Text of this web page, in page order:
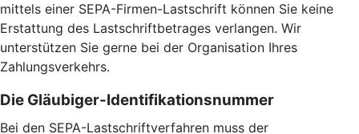
mittels einer SEPA-Firmen-Lastschrift können Sie keine
Erstattung des Lastschriftbetrages verlangen. Wir
unterstützen Sie gerne bei der Organisation Ihres
Zahlungsverkehrs.
Die Gläubiger-Identifikationsnummer
Bei den SEPA-Lastschriftverfahren muss der